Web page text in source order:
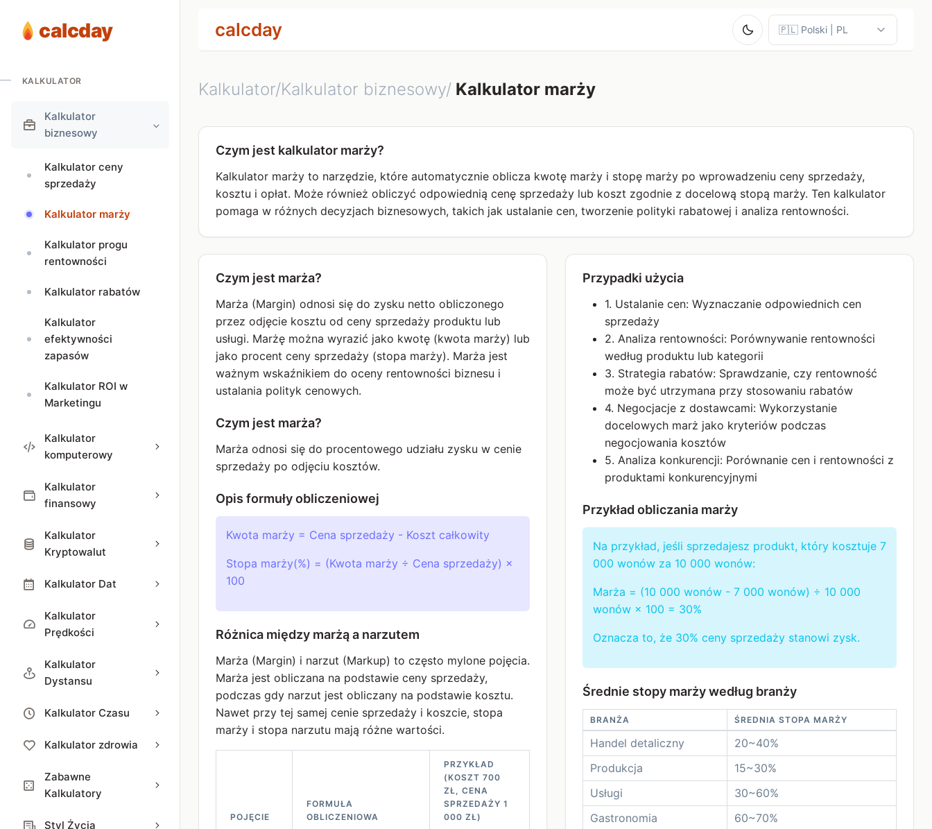
calcday
KALKULATOR
Kalkulator
biznesowy
Kalkulator ceny
sprzedaży
Kalkulator marży
Kalkulator progu
rentowności
Kalkulator rabatów
Kalkulator
efektywności
zapasów
Kalkulator ROI w
Marketingu
Kalkulator
komputerowy
Kalkulator
finansowy
Kalkulator
Kryptowalut
Kalkulator Dat
Kalkulator
Prędkości
Kalkulator
Dystansu
Kalkulator Czasu
Kalkulator zdrowia
Zabawne
Kalkulatory
Styl Życia
calcday
Kalkulator/Kalkulator biznesowy/ Kalkulator marży
Czym jest kalkulator marży?
Kalkulator marży to narzędzie, które automatycznie oblicza kwotę marży i stopę marży po wprowadzeniu ceny sprzedaży,
kosztu i opłat. Może również obliczyć odpowiednią cenę sprzedaży lub koszt zgodnie z docelową stopą marży. Ten kalkulator
pomaga w różnych decyzjach biznesowych, takich jak ustalanie cen, tworzenie polityki rabatowej i analiza rentowności.
Czym jest marża?
Marża (Margin) odnosi się do zysku netto obliczonego
przez odjęcie kosztu od ceny sprzedaży produktu lub
usługi. Marżę można wyrazić jako kwotę (kwota marży) lub
jako procent ceny sprzedaży (stopa marży). Marża jest
ważnym wskaźnikiem do oceny rentowności biznesu i
ustalania polityk cenowych.
Czym jest marża?
Marża odnosi się do procentowego udziału zysku w cenie
sprzedaży po odjęciu kosztów.
Opis formuły obliczeniowej
Kwota marży = Cena sprzedaży - Koszt całkowity
Stopa marży(%) = (Kwota marży ÷ Cena sprzedaży) ×
100
Różnica między marżą a narzutem
Marża (Margin) i narzut (Markup) to często mylone pojęcia.
Marża jest obliczana na podstawie ceny sprzedaży,
podczas gdy narzut jest obliczany na podstawie kosztu.
Nawet przy tej samej cenie sprzedaży i koszcie, stopa
marży i stopa narzutu mają różne wartości.
POJĘCIE
FORMUŁA
OBLICZENIOWA
PRZYKŁAD
(KOSZT 700
ZŁ, CENA
SPRZEDAŻY 1
000 ZŁ)
Przypadki użycia
1. Ustalanie cen: Wyznaczanie odpowiednich cen
sprzedaży
2. Analiza rentowności: Porównywanie rentowności
według produktu lub kategorii
3. Strategia rabatów: Sprawdzanie, czy rentowność
może być utrzymana przy stosowaniu rabatów
4. Negocjacje z dostawcami: Wykorzystanie
docelowych marż jako kryteriów podczas
negocjowania kosztów
5. Analiza konkurencji: Porównanie cen i rentowności z
produktami konkurencyjnymi
Przykład obliczania marży
Na przykład, jeśli sprzedajesz produkt, który kosztuje 7
000 wonów za 10 000 wonów:
Marża = (10 000 wonów - 7 000 wonów) ÷ 10 000
wonów × 100 = 30%
Oznacza to, że 30% ceny sprzedaży stanowi zysk.
Średnie stopy marży według branży
BRANŻA ŚREDNIA STOPA MARŻY
Handel detaliczny
20~40%
Produkcja
15~30%
Usługi
30~60%
Gastronomia
60~70%